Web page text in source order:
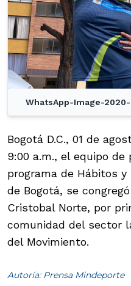
WhatsApp-Image-
Bogotá D.C., 01 de
9:00 a.m., el equipo
programa de Hábitos
de Bogotá, se
Cristobal Norte, por
comunidad del sector
del Movimiento.
Autoría: Prensa Mindeporte